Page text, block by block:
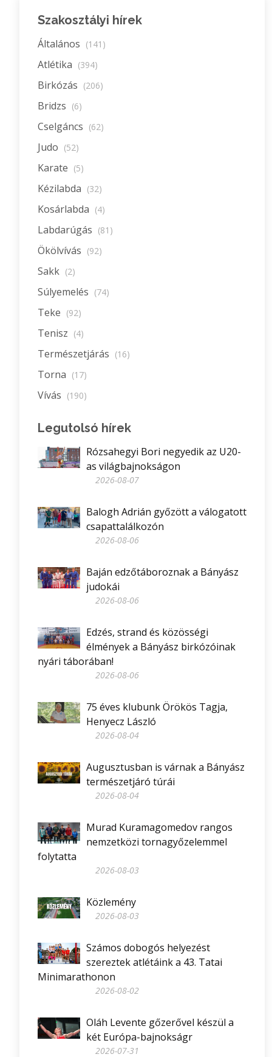
Szakosztályi hírek
Általános (141)
Atlétika (394)
Birkózás (206)
Bridzs (6)
Cselgáncs (62)
Judo (52)
Karate (5)
Kézilabda (32)
Kosárlabda (4)
Labdarúgás (81)
Ökölvívás (92)
Sakk (2)
Súlyemelés (74)
Teke (92)
Tenisz (4)
Természetjárás (16)
Torna (17)
Vívás (190)
Legutolsó hírek
Rózsahegyi Bori negyedik az U20-
as világbajnokságon
2026-08-07
Balogh Adrián győzött a válogatott
csapattalálkozón
2026-08-06
Baján edzőtáboroznak a Bányász
judokái
2026-08-06
Edzés, strand és közösségi
élmények a Bányász birkózóinak
nyári táborában!
2026-08-06
75 éves klubunk Örökös Tagja,
Henyecz László
2026-08-04
Augusztusban is várnak a Bányász
természetjáró túrái
2026-08-04
Murad Kuramagomedov rangos
nemzetközi tornagyőzelemmel
folytatta
2026-08-03
Közlemény
2026-08-03
Számos dobogós helyezést
szereztek atlétáink a 43. Tatai
Minimarathonon
2026-08-02
Oláh Levente gőzerővel készül a
két Európa-bajnokságr
2026-07-31